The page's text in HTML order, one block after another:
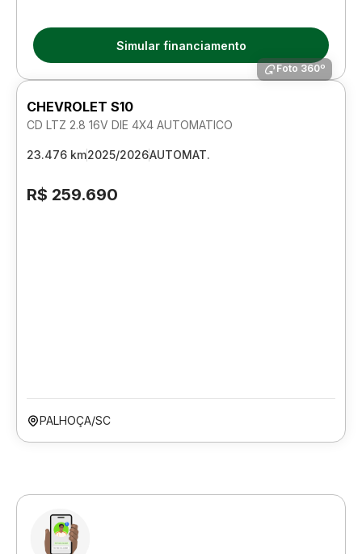
Simular financiamento
Foto 360º
CHEVROLET S10
CD LTZ 2.8 16V DIE 4X4 AUTOMATICO
23.476 km2025/2026AUTOMAT.
R$ 259.690
PALHOÇA/SC